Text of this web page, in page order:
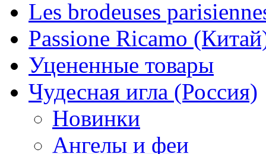
Les brodeuses
Passione Ricamo
Уцененные товары
Чудесная игла (Россия)
Новинки
Ангелы и феи